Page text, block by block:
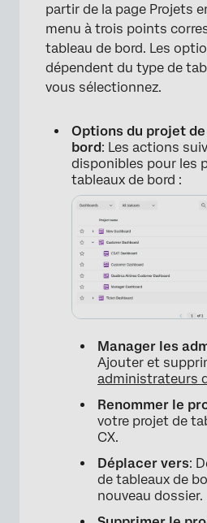
partir de la page Projets
menu à trois points
tableau de bord. Les
dépendent du type de
vous sélectionnez.
Options du projet
bord: Les actions
disponibles pour les
tableaux de bord :
Manager les
Ajouter et
administrateurs
Renommer le
votre projet de
CX.
Déplacer vers:
de tableaux de
nouveau dossier.